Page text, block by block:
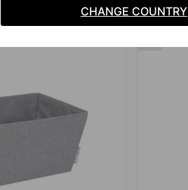
I lager
CHANGE COUNTRY